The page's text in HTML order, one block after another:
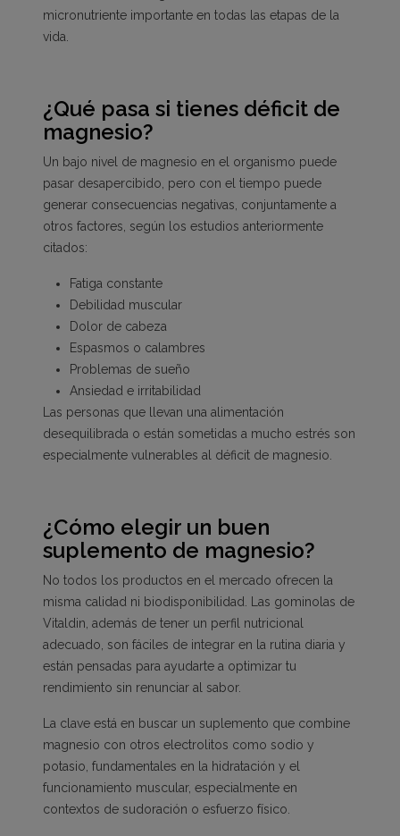
micronutriente importante en todas las etapas de la
vida.
¿Qué pasa si tienes déficit de
magnesio?
Un bajo nivel de magnesio en el organismo puede
pasar desapercibido, pero con el tiempo puede
generar consecuencias negativas, conjuntamente a
otros factores, según los estudios anteriormente
citados:
Fatiga constante
Debilidad muscular
Dolor de cabeza
Espasmos o calambres
Problemas de sueño
Ansiedad e irritabilidad
Las personas que llevan una alimentación
desequilibrada o están sometidas a mucho estrés son
especialmente vulnerables al déficit de magnesio.
¿Cómo elegir un buen
suplemento de magnesio?
No todos los productos en el mercado ofrecen la
misma calidad ni biodisponibilidad. Las gominolas de
Vitaldin, además de tener un perfil nutricional
adecuado, son fáciles de integrar en la rutina diaria y
están pensadas para ayudarte a optimizar tu
rendimiento sin renunciar al sabor.
La clave está en buscar un suplemento que combine
magnesio con otros electrolitos como sodio y
potasio, fundamentales en la hidratación y el
funcionamiento muscular, especialmente en
contextos de sudoración o esfuerzo físico.